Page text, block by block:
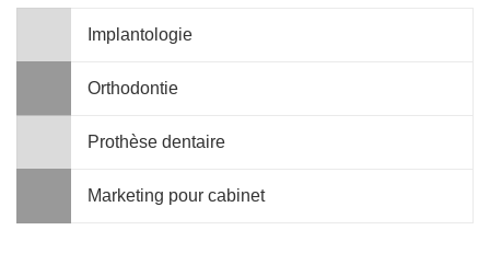
Implantologie
Orthodontie
Prothèse dentaire
Marketing pour cabinet